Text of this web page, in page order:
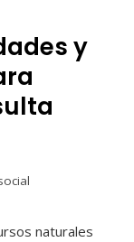
y
naturales